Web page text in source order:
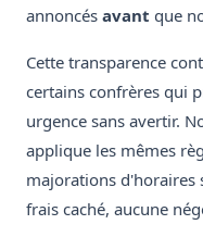
annoncés avant que
Cette transparence
certains confrères qui
urgence sans avertir.
applique les mêmes
majorations d'horaires
frais caché, aucune